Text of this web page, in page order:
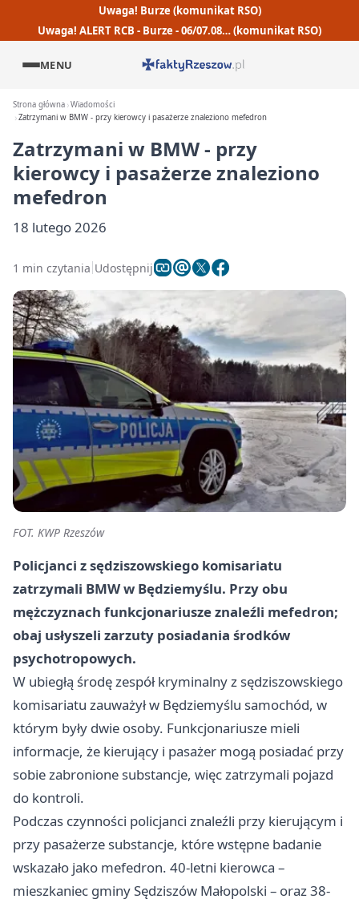
Uwaga! Burze (komunikat RSO)
Uwaga! ALERT RCB - Burze - 06/07.08… (komunikat RSO)
MENU
Strona główna Wiadomości
Zatrzymani w BMW - przy kierowcy i pasażerze znaleziono mefedron
Zatrzymani w BMW - przy
kierowcy i pasażerze znaleziono
mefedron
18 lutego 2026
1 min czytania Udostępnij
FOT. KWP Rzeszów
Policjanci z sędziszowskiego komisariatu
zatrzymali BMW w Będziemyślu. Przy obu
mężczyznach funkcjonariusze znaleźli mefedron;
obaj usłyszeli zarzuty posiadania środków
psychotropowych.
W ubiegłą środę zespół kryminalny z sędziszowskiego
komisariatu zauważył w Będziemyślu samochód, w
którym były dwie osoby. Funkcjonariusze mieli
informacje, że kierujący i pasażer mogą posiadać przy
sobie zabronione substancje, więc zatrzymali pojazd
do kontroli.
Podczas czynności policjanci znaleźli przy kierującym i
przy pasażerze substancje, które wstępne badanie
wskazało jako mefedron. 40-letni kierowca –
mieszkaniec gminy Sędziszów Małopolski – oraz 38-